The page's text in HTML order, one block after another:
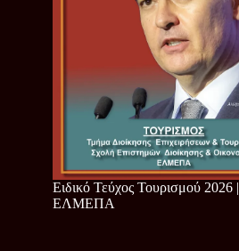
Ειδικό Τεύχος Τουρισμού 2026 |
ΕΛΜΕΠΑ